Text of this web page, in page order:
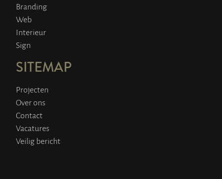
Branding
Web
Interieur
Sign
SITEMAP
Projecten
Over ons
Contact
Vacatures
Veilig bericht